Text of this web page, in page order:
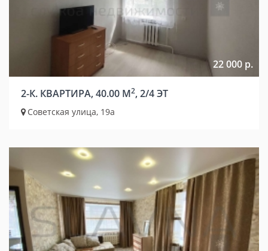
22 000 р.
2-К. КВАРТИРА, 40.00 М2, 2/4 ЭТ
Советская улица, 19а